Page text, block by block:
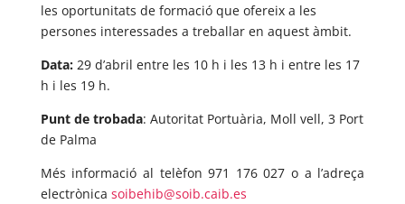
les oportunitats de formació que ofereix a les
persones interessades a treballar en aquest àmbit.
Data:29 d’abril entre les 10 h i les 13 h i entre les 17
h i les 19 h.
Punt de trobada: Autoritat Portuària, Moll vell, 3 Port
de Palma
Més informació al telèfon 971 176 027 o a l’adreça
electrònica soibehib@soib.caib.es